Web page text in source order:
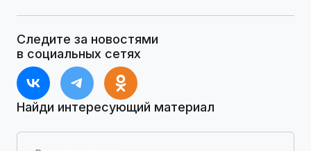
Следите за новостями
в социальных сетях
Найди интересующий материал